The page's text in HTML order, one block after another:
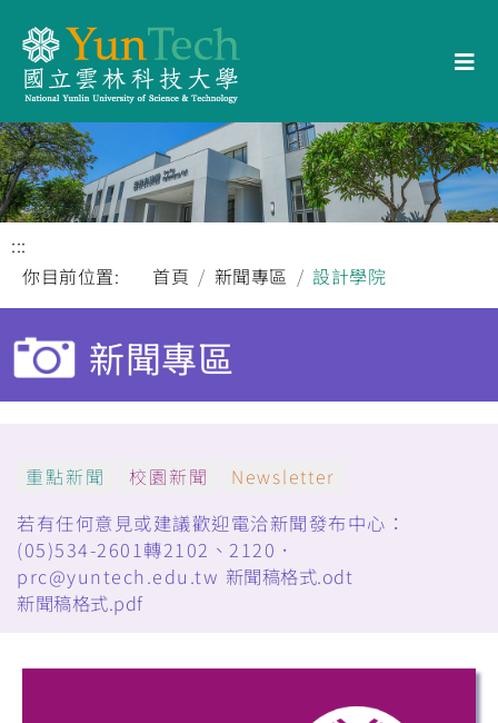
:::
你目前位置:
首頁 新聞專區 設計學院
新聞專區
重點新聞 校園新聞
Newsletter
若有任何意見或建議歡迎電洽新聞發布中心：
(05)534-2601轉2102、2120．
prc@yuntech.edu.tw 新聞稿格式.odt
新聞稿格式.pdf